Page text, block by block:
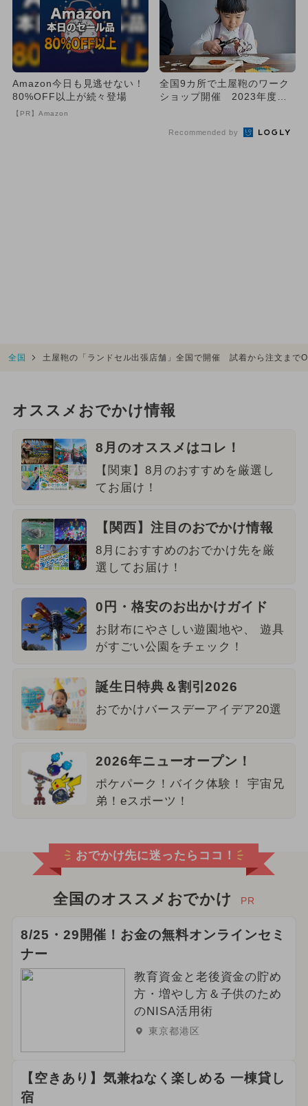
Amazon今日も見逃せない！
80%OFF以上が続々登場
【PR】Amazon
全国9カ所で土屋鞄のワーク
ショップ開催 2023年度ラ
Recommended by
全国 土屋鞄の「ランドセル出張店舗」全国で開催 試着から注文まで
オススメおでかけ情報
8月のオススメはコレ！
【関東】8月のおすすめを厳選し
てお届け！
【関西】注目のおでかけ情報
8月におすすめのおでかけ先を厳
選してお届け！
0円・格安のお出かけガイド
お財布にやさしい遊園地や、 遊具
がすごい公園をチェック！
誕生日特典＆割引2026
おでかけバースデーアイデア20選
2026年ニューオープン！
ポケパーク！バイク体験！ 宇宙兄
弟！eスポーツ！
おでかけ先に迷ったらココ！
全国のオススメおでかけ PR
8/25・29開催！お金の無料オンラインセミ
ナー
教育資金と老後資金の貯め
方・増やし方＆子供のため
のNISA活用術
東京都港区
【空きあり】気兼ねなく楽しめる 一棟貸し
宿